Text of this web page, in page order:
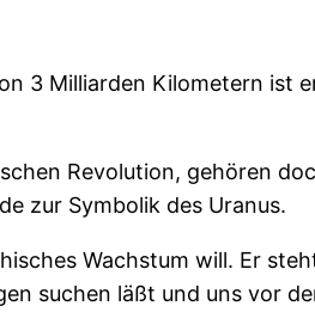
3 Milliarden Kilometern ist
Revolution, gehören
zur Symbolik des Uranus.
Wachstum will. Er
suchen läßt und uns vor